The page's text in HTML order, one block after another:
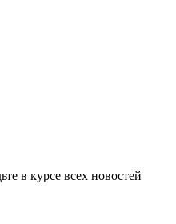
в курсе всех новостей